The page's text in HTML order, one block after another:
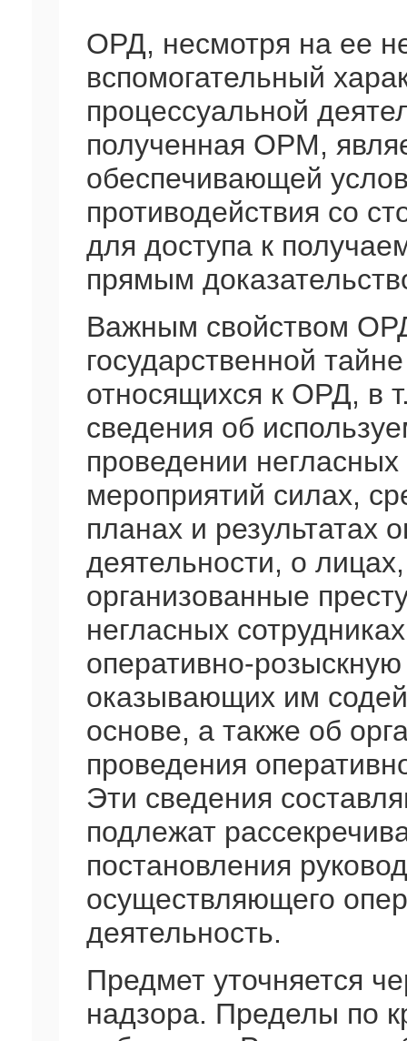
ОРД, несмотря на ее
вспомогательный
процессуальной
полученная ОРМ,
обеспечивающей
противодействия со
для доступа к
прямым
Важным свойством
государственной
относящихся к ОРД, в
сведения об
проведении
мероприятий силах,
планах и результатах
деятельности, о
организованные
негласных
оперативно-
оказывающих им
основе, а также об
проведения
Эти сведения
подлежат
постановления
осуществляющего
деятельность.
Предмет уточняется
надзора. Пределы по